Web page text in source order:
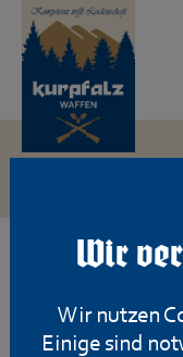
Wir
Wir nutzen
Einige sind
Zum
Hauptinhalt
springen